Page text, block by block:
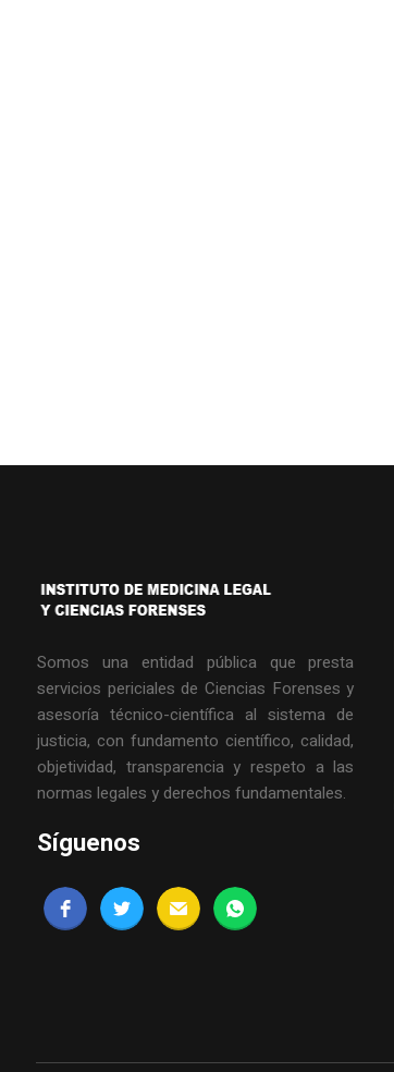
Somos una entidad pública que presta
servicios periciales de Ciencias Forenses y
asesoría técnico-científica al sistema de
justicia, con fundamento científico, calidad,
objetividad, transparencia y respeto a las
normas legales y derechos fundamentales.
Síguenos